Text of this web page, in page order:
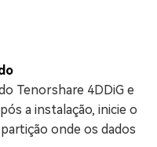
Tenorshare 4DDiG e
a instalação, inicie o
onde os dados